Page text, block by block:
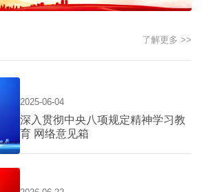
了解更多 >>
2025-06-04
深入贯彻中央八项规定精神学习教
育 网络意见箱